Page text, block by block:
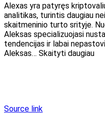
Alexas yra patyręs
analitikas, turintis daugiau
skaitmeninio turto srityje.
Aleksas specializuojasi
tendencijas ir labai
Aleksas… Skaityti daugiau
Source link